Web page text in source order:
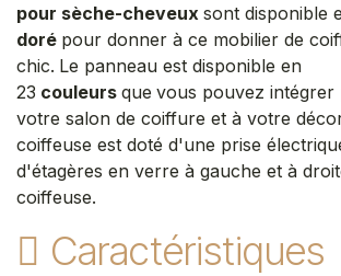
pour sèche-cheveux sont disponible
doré pour donner à ce mobilier de
chic. Le panneau est disponible en
23 couleurs que vous pouvez intégrer
votre salon de coiffure et à votre
coiffeuse est doté d'une prise
d'étagères en verre à gauche et à
coiffeuse.
Caractéristiques